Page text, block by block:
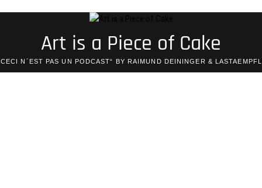
Art is a Piece of Cake
„CECI N´EST PAS UN PODCAST“ BY RAIMUND DEININGER &